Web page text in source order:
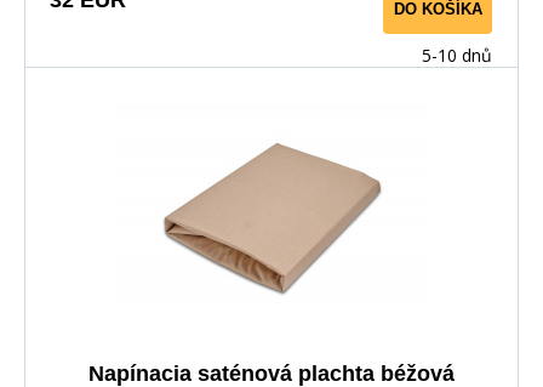
DO KOŠÍKA
5-10 dnů
Napínacia saténová plachta béžová